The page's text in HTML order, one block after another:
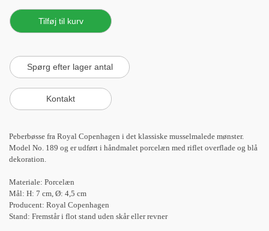
Peberbøsse fra Royal Copenhagen i det klassiske musselmalede mønster.
Model No. 189 og er udført i håndmalet porcelæn med riflet overflade og blå
dekoration.
Materiale: Porcelæn
Mål: H: 7 cm, Ø: 4,5 cm
Producent: Royal Copenhagen
Stand: Fremstår i flot stand uden skår eller revner